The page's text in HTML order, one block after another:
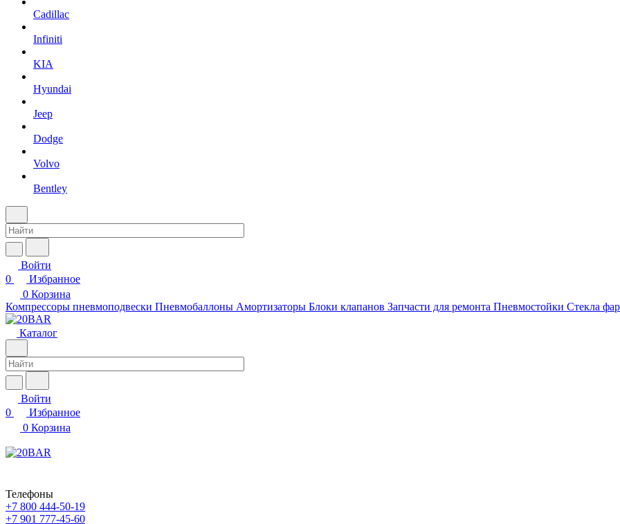
Cadillac
Infiniti
KIA
Hyundai
Jeep
Dodge
Volvo
Bentley
Войти
0
Избранное
0 Корзина
Компрессоры пневмоподвески Пневмобаллоны Амортизаторы Блоки клапанов Запчасти для ремонта Пневмостойки Стекла фар
Каталог
Войти
0
Избранное
0 Корзина
Телефоны
+7 800 444-50-19
+7 901 777-45-60